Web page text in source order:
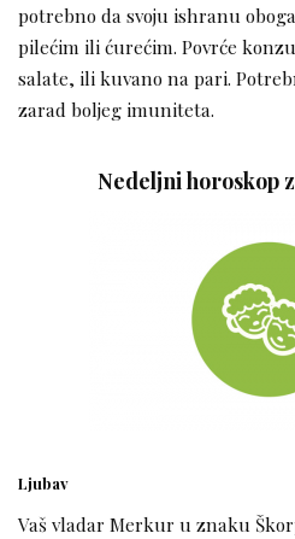
potrebno da svoju ishranu
pilećim ili ćurećim. Povrće
salate, ili kuvano na pari.
zarad boljeg imuniteta.
Nedeljni horoskop
Ljubav
Vaš vladar Merkur u znaku